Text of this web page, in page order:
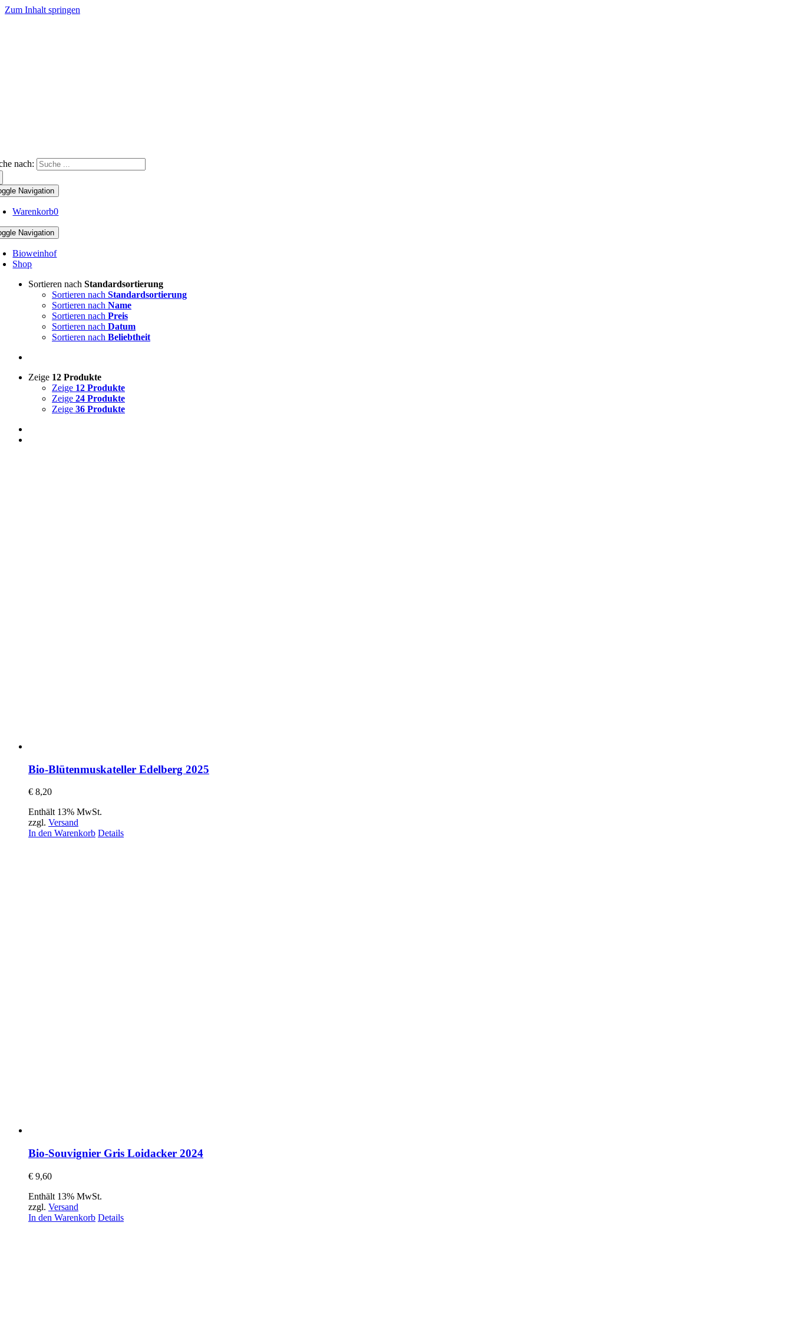
Zum Inhalt springen
nach:
Navigation
Warenkorb0
Navigation
Bioweinhof
Shop
Sortieren nach Standardsortierung
Sortieren nach Standardsortierung
Sortieren nach Name
Sortieren nach Preis
Sortieren nach Datum
Sortieren nach Beliebtheit
Zeige 12 Produkte
Zeige 12 Produkte
Zeige 24 Produkte
Zeige 36 Produkte
Bio-Blütenmuskateller Edelberg 2025
€ 8,20
Enthält 13% MwSt.
zzgl. Versand
In den Warenkorb Details
Bio-Souvignier Gris Loidacker 2024
€ 9,60
Enthält 13% MwSt.
zzgl. Versand
In den Warenkorb Details